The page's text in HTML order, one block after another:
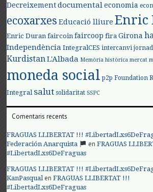
Decreixement documental economia
ecoxarxes Educació lliure Enric
Enric Duran faircoin faircoop fira Girona
Independència IntegralCES intercanvi
KurdistanL'Albada Memòria històrica mercat
moneda social p2p Foundation
Integral salut solidaritat SSPC
Comentaris recents
FRAGUAS LLIBERTAT !!!
Federación Anarquista
enFRAGUAS
#LibertadLxs6DeFraguas
FRAGUAS LLIBERTAT !!!
KanPasqualenFRAGUAS LLIBERTAT !!!
#LibertadLxs6DeFraguas